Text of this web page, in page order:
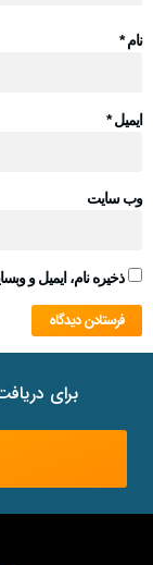
نام*
ایمیل*
وب‌ سایت
ذخیره نام، ایمیل و
برای